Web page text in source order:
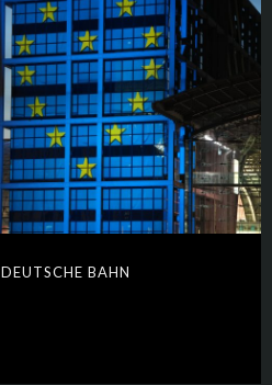
DEUTSCHE BAHN